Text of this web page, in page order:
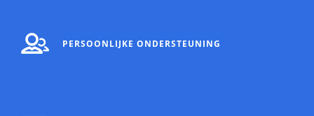
PERSOONLIJKE ONDERSTEUNING